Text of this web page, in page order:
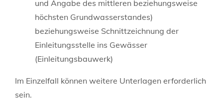
und Angabe des mittleren beziehungsweise
höchsten Grundwasserstandes)
beziehungsweise Schnittzeichnung der
Einleitungsstelle ins Gewässer
(Einleitungsbauwerk)
Im Einzelfall können weitere Unterlagen erforderlich
sein.